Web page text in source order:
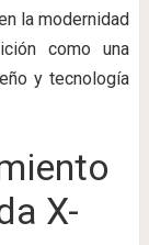
la modernidad
como una
y tecnología
X-